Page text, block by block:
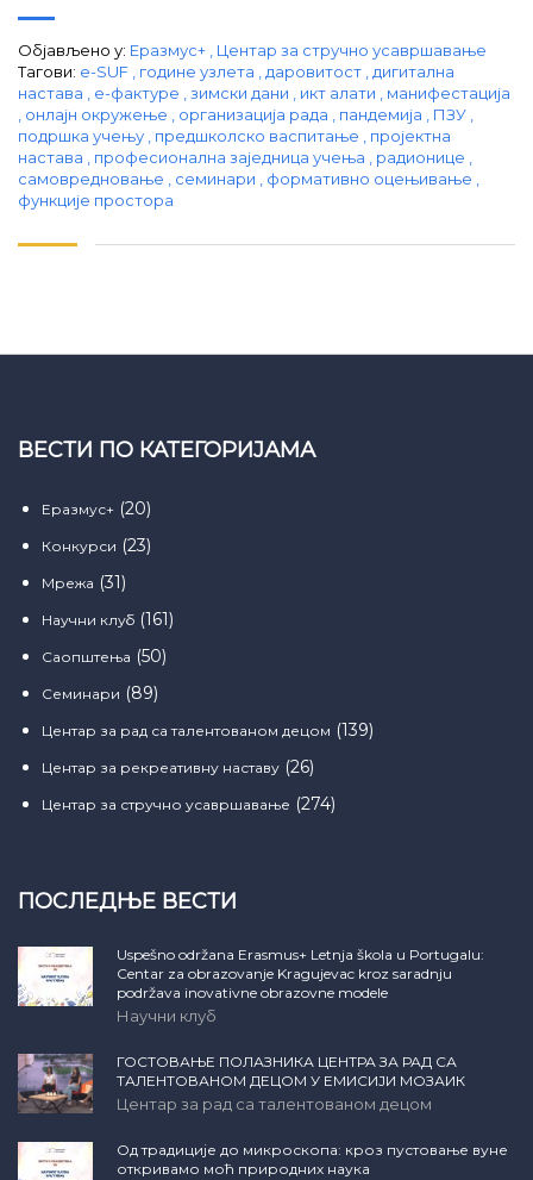
Објављено у: Еразмус+
Центар за стручно усавршавање
Тагови: e-SUF године узлета даровитост
дигитална
настава
е-фактуре зимски дани икт алати
манифестација
онлајн окружење организација рада пандемија ПЗУ
подршка учењу
предшколско васпитање
пројектна
настава
професионална заједница учења радионице
самовредновање
семинари формативно оцењивање
функције простора
ВЕСТИ ПО КАТЕГОРИЈАМА
Еразмус+ (20)
Конкурси (23)
Мрежа (31)
Научни клуб (161)
Саопштења (50)
Семинари (89)
Центар за рад са талентованом децом (139)
Центар за рекреативну наставу (26)
Центар за стручно усавршавање (274)
ПОСЛЕДЊЕ ВЕСТИ
Uspešno održana Erasmus+ Letnja škola u Portugalu:
Centar za obrazovanje Kragujevac kroz saradnju
podržava inovativne obrazovne modele
Научни клуб
ГОСТОВАЊЕ ПОЛАЗНИКА ЦЕНТРА ЗА РАД СА
ТАЛЕНТОВАНОМ ДЕЦОМ У ЕМИСИЈИ МОЗАИК
Центар за рад са талентованом децом
Од традиције до микроскопа: кроз пустовање вуне
откривамо моћ природних наука